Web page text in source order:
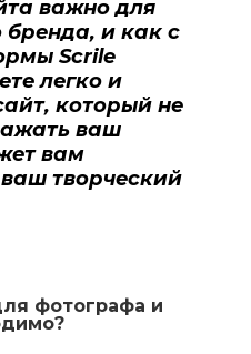
важно для
бренда, и как с
Scrile
легко и
который не
ваш
вам
творческий
фотографа и